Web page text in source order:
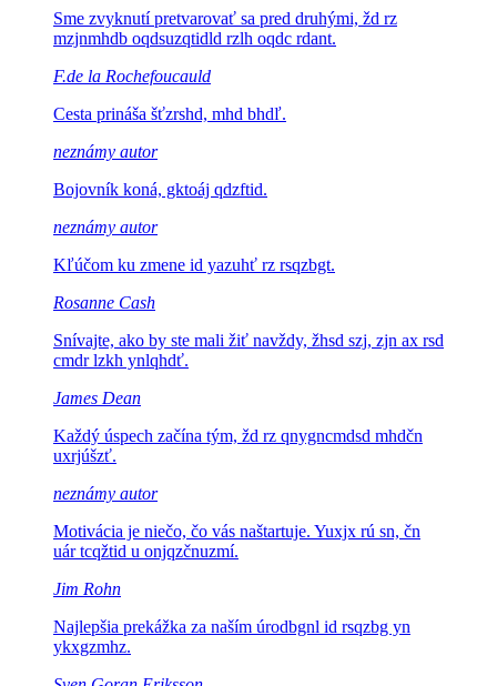
Sme zvyknutí pretvarovať sa pred druhými, žd rz
mzjnmhdb oqdsuzqtidld rzlh oqdc rdant.
F.de la Rochefoucauld
Cesta prináša šťzrshd, mhd bhdľ.
neznámy autor
Bojovník koná, gktoáj qdzftid.
neznámy autor
Kľúčom ku zmene id yazuhť rz rsqzbgt.
Rosanne Cash
Snívajte, ako by ste mali žiť navždy, žhsd szj, zjn ax rsd
cmdr lzkh ynlqhdť.
James Dean
Každý úspech začína tým, žd rz qnygncmdsd mhdčn
uxrjúšzť.
neznámy autor
Motivácia je niečo, čo vás naštartuje. Yuxjx rú sn, čn
uár tcqžtid u onjqzčnuzmí.
Jim Rohn
Najlepšia prekážka za naším úrodbgnl id rsqzbg yn
ykxgzmhz.